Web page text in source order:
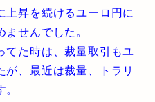
上昇を続けるユーロ円に
せんでした。
てた時は、裁量取引もユ
が、最近は裁量、トラリ